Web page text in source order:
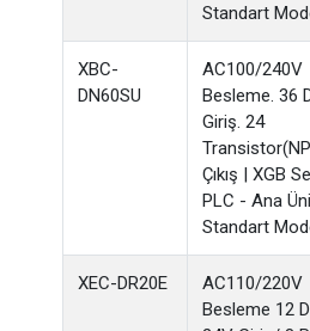
Standart
XBC-
DN60SU
AC100/240V
Besleme. 36
Giriş. 24
Çıkış | XGB
PLC - Ana
Standart
XEC-DR20E
AC110/220V
Besleme 12